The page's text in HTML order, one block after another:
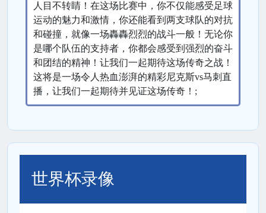
人目不转睛！在这场比赛中，你不仅能感受足球
运动的魅力和激情，你还能看到两支球队的对抗
和碰撞，就像一场轟轟烈烈的战斗一般！无论你
是哪个队伍的支持者，你都会感受到强烈的奋斗
和团结的精神！让我们一起期待这场传奇之战！
这将是一场令人热血澎湃的精彩尼克斯vs马刺直
播，让我们一起期待并见证这场传奇！;
世界杯录像